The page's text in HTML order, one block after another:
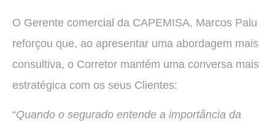
O Gerente comercial da CAPEMISA, Marcos Palu
reforçou que, ao apresentar uma abordagem mais
consultiva, o Corretor mantém uma conversa mais
estratégica com os seus Clientes:
“Quando o segurado entende a importância da